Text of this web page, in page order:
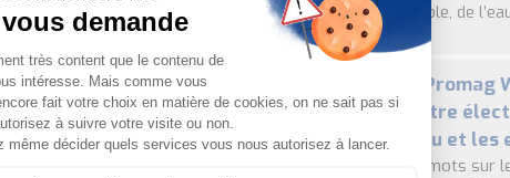
l’eau potable, de
Proline Promag
Débitmètre
pour l’eau et les
Quelques mots